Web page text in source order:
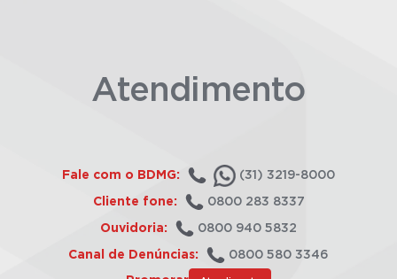
Atendimento
Fale com o BDMG: (31) 3219-8000
Cliente fone: 0800 283 8337
Ouvidoria: 0800 940 5832
Canal de Denúncias: 0800 580 3346